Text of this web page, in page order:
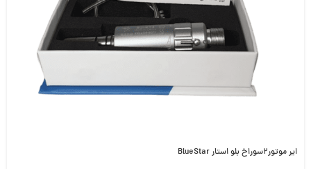
ایر موتور۲سوراخ بلو استار BlueStar